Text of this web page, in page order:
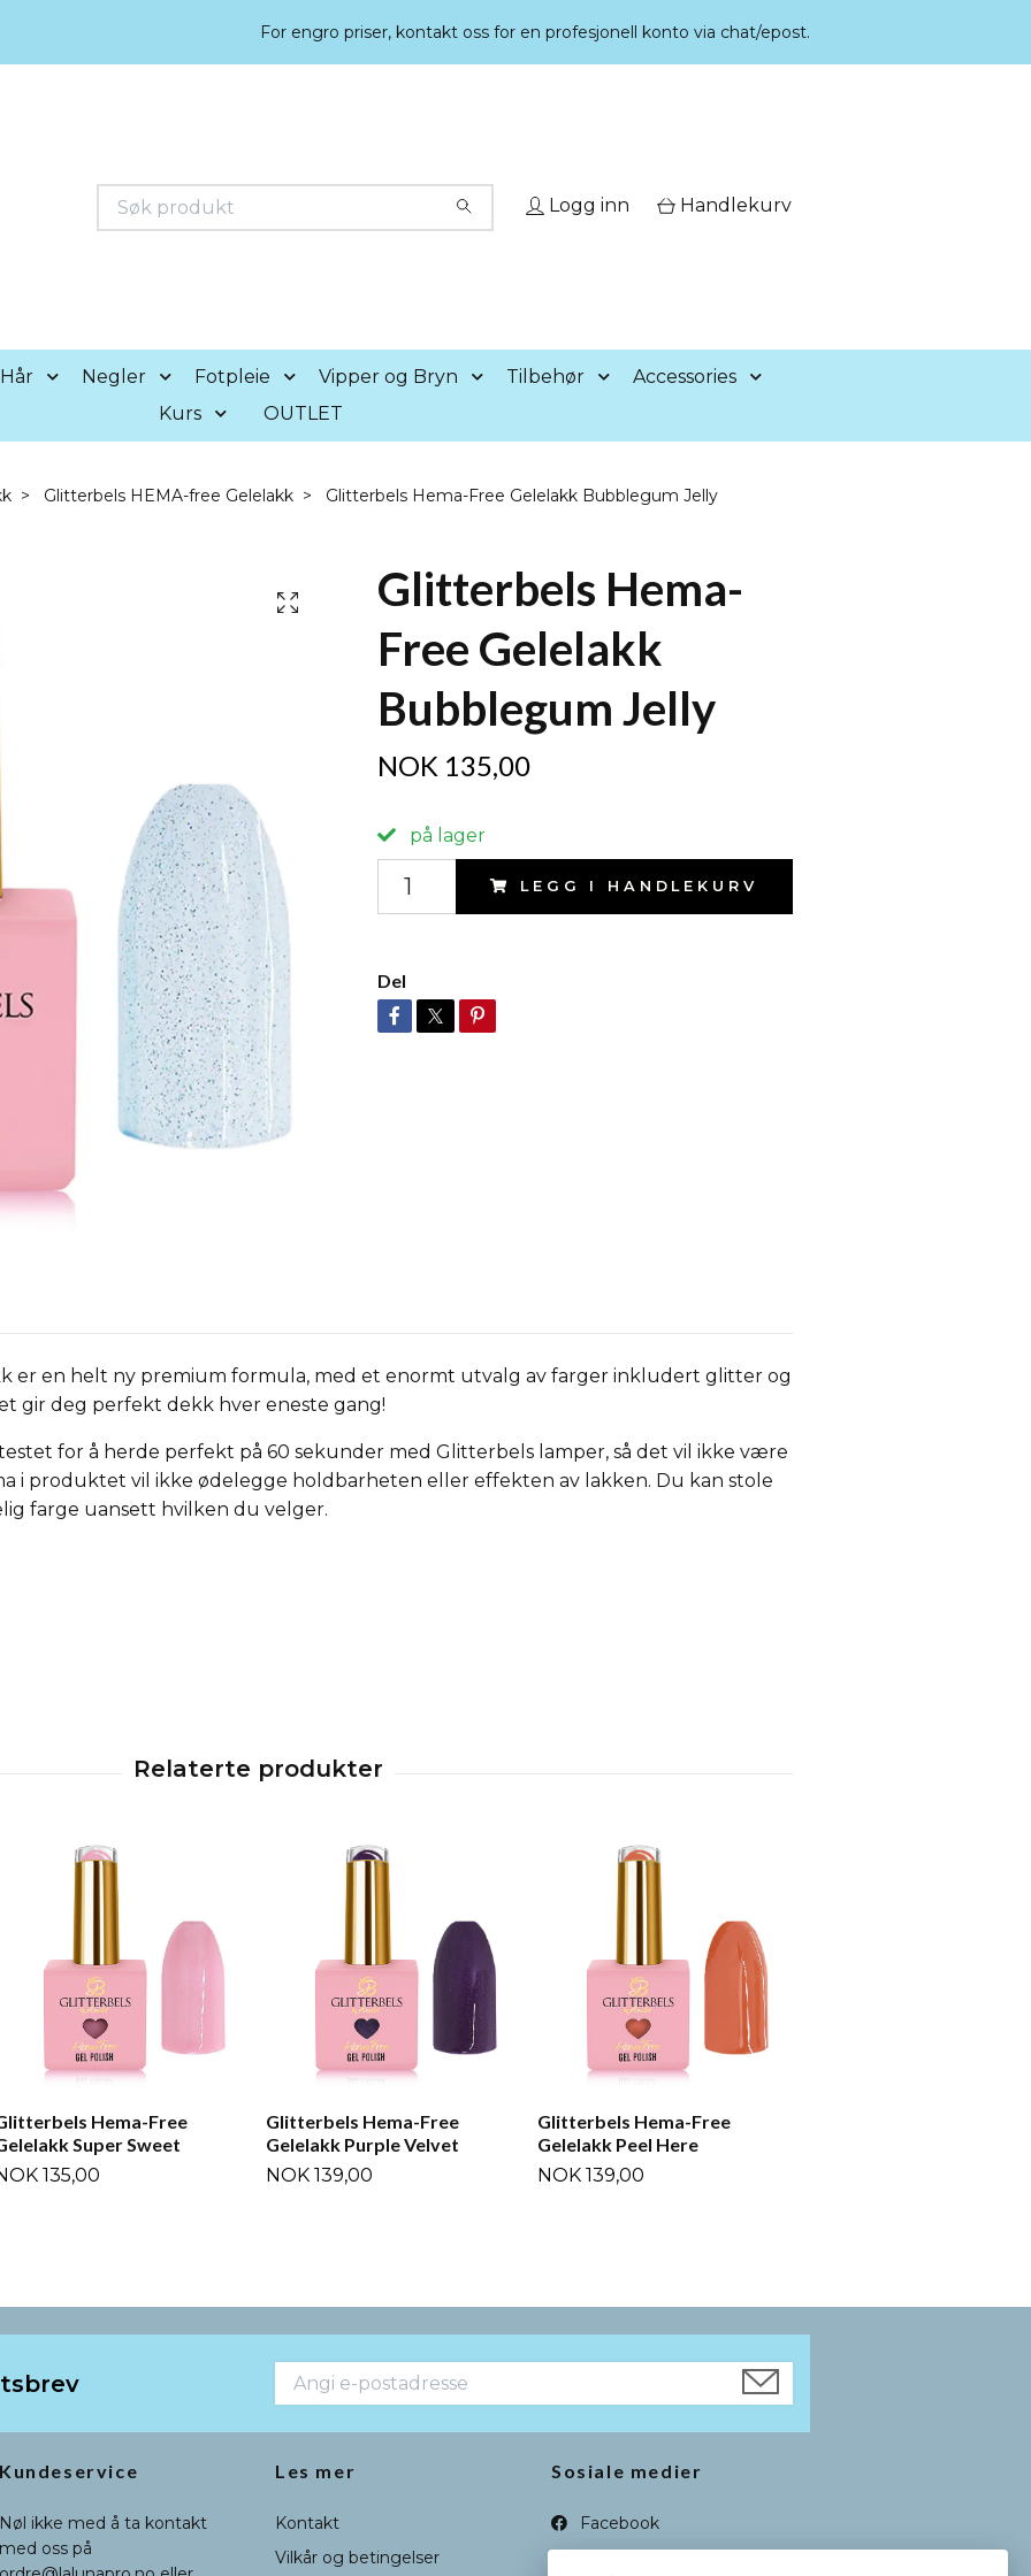
For engro priser, kontakt oss for en profesjonell konto via chat/epost.
Logg inn Handlekurv
Hår Negler Fotpleie Vipper og Bryn Tilbehør
Accessories
Kurs
OUTLET
Glitterbels HEMA-free Gelelakk Glitterbels Hema-Free Gelelakk Bubblegum Jelly
Glitterbels Hema-
Free Gelelakk
Bubblegum Jelly
NOK 135,00
på lager
LEGG I HANDLEKURV
Del
er en helt ny premium formula, med et enormt utvalg av farger inkludert glitter og
gir deg perfekt dekk hver eneste gang!
for å herde perfekt på 60 sekunder med Glitterbels lamper, så det vil ikke være
i produktet vil ikke ødelegge holdbarheten eller effekten av lakken. Du kan stole
farge uansett hvilken du velger.
Hema-Free
Super Sweet
135,00
Glitterbels Hema-Free
Gelelakk Purple Velvet
NOK 139,00
Glitterbels Hema-Free
Gelelakk Peel Here
NOK 139,00
Kundeservice
Nøl ikke med å ta kontakt
med oss på
Les mer
Kontakt
Vilkår og betingelser
Sosiale medier
Facebook